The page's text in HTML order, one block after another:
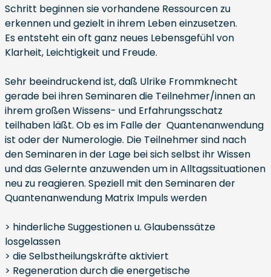
Schritt beginnen sie vorhandene Ressourcen zu
erkennen und gezielt in ihrem Leben einzusetzen.
Es entsteht ein oft ganz neues Lebensgefühl von
Klarheit, Leichtigkeit und Freude.
Sehr beeindruckend ist, daß Ulrike Frommknecht
gerade bei ihren Seminaren die Teilnehmer/innen an
ihrem großen Wissens- und Erfahrungsschatz
teilhaben läßt. Ob es im Falle der Quantenanwendung
ist oder der Numerologie. Die Teilnehmer sind nach
den Seminaren in der Lage bei sich selbst ihr Wissen
und das Gelernte anzuwenden um in Alltagssituationen
neu zu reagieren. Speziell mit den Seminaren der
Quantenanwendung Matrix Impuls werden
> hinderliche Suggestionen u. Glaubenssätze
losgelassen
> die Selbstheilungskräfte aktiviert
> Regeneration durch die energetische